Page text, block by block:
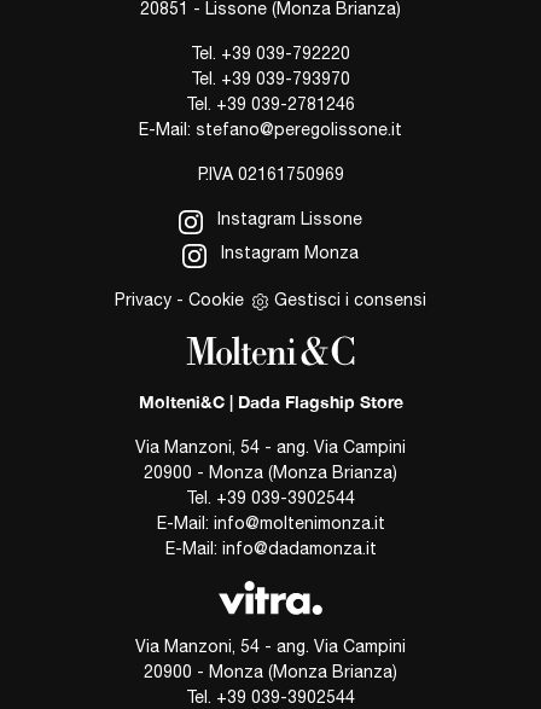
20851 - Lissone (Monza Brianza)
Tel. +39 039-792220
Tel. +39 039-793970
Tel. +39 039-2781246
E-Mail: stefano@peregolissone.it
P.IVA 02161750969
Instagram Lissone
Instagram Monza
Privacy - Cookie Gestisci i consensi
Molteni&C | Dada Flagship Store
Via Manzoni, 54 - ang. Via Campini
20900 - Monza (Monza Brianza)
Tel. +39 039-3902544
E-Mail: info@moltenimonza.it
E-Mail: info@dadamonza.it
Via Manzoni, 54 - ang. Via Campini
20900 - Monza (Monza Brianza)
Tel. +39 039-3902544